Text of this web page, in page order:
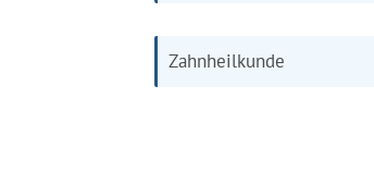
Zahnheilkunde